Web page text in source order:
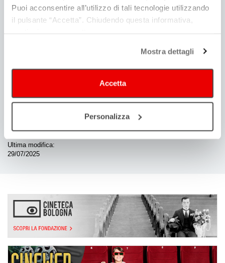
Puoi acconsentire all’utilizzo di tali tecnologie utilizzando
il pulsante “Accetta”. Chiudendo questa informativa,
Mostra dettagli
Accetta
Personalizza
Catalogo opere sostenute
Ultima modifica
29/07/2025